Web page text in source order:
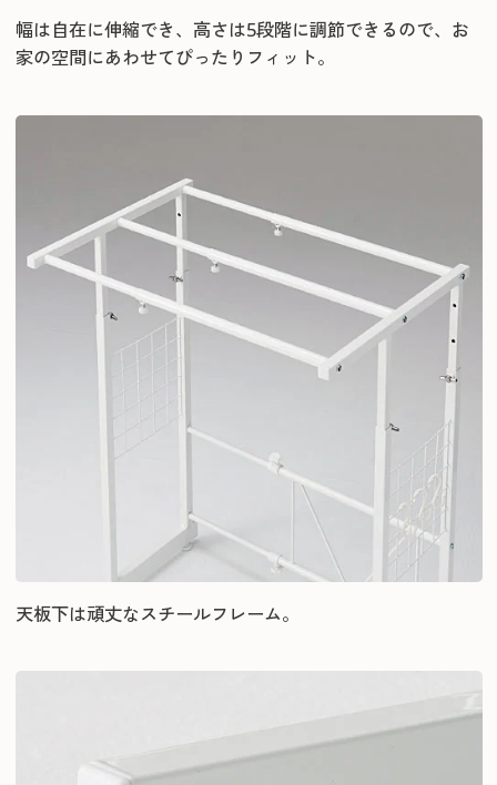
幅は自在に伸縮でき、高さは5段階に調節できるので、お
家の空間にあわせてぴったりフィット。
天板下は頑丈なスチールフレーム。